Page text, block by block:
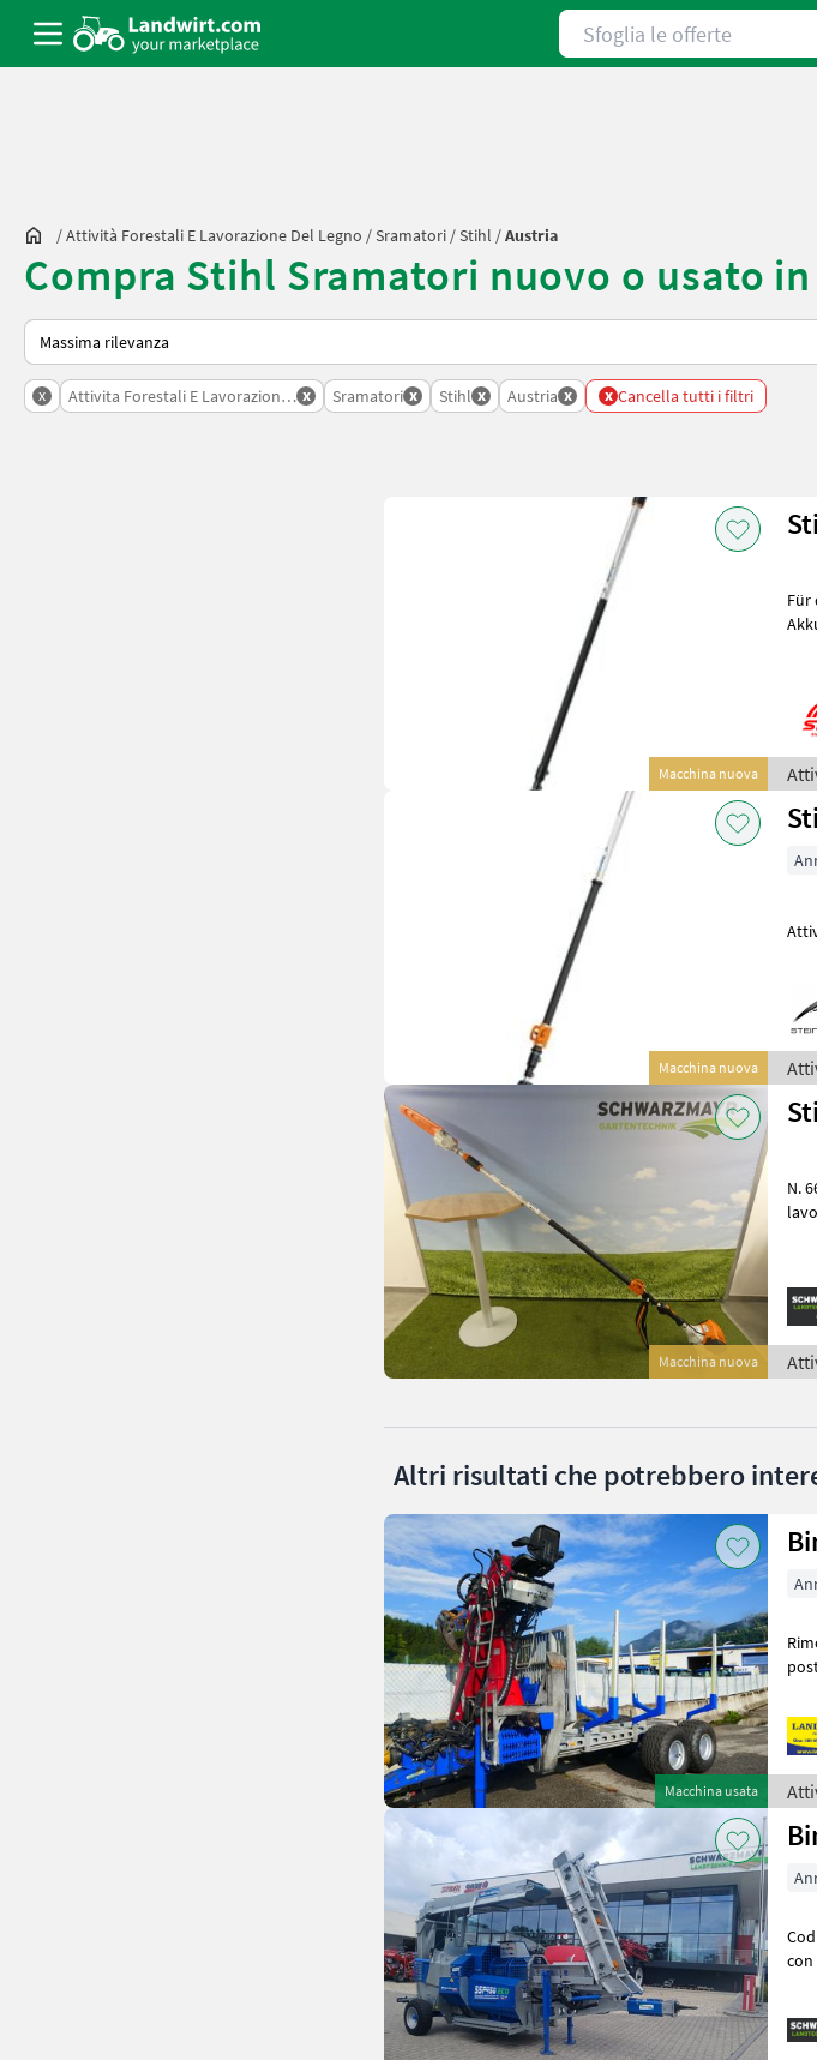
Sfoglia le offerte
/Attività Forestali E Lavorazione Del Legno /Sramatori /Stihl /Austria
Compra Stihl Sramatori nuovo o usato
Ecco come viene ordinato su Landwirt.com
x Attivita Forestali E Lavorazione Del Legno
x Sramatori x Stihl x Austria x x Cancella tutti i filtri
Macchina nuova
Für
Macchina nuova
Macchina nuova
N. 66593 Potatore ad
Altri risultati che potrebbero
Macchina usata
Codice
con